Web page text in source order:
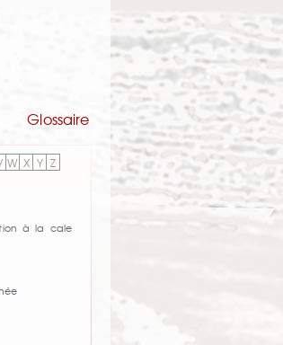
Glossaire
W X Y Z
à la cale